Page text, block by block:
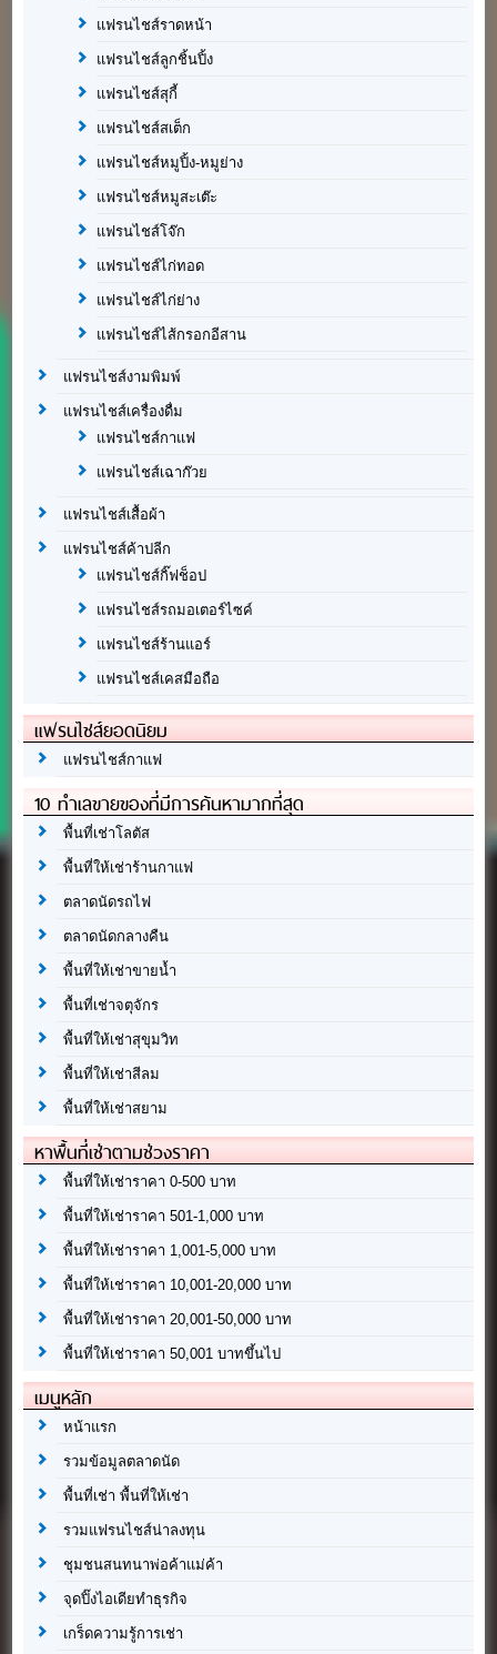
แฟรนไชส์ราดหน้า
แฟรนไชส์ลูกชิ้นปิ้ง
แฟรนไชส์สุกี้
แฟรนไชส์สเต็ก
แฟรนไชส์หมูปิ้ง-หมูย่าง
แฟรนไชส์หมูสะเต๊ะ
แฟรนไชส์โจ๊ก
แฟรนไชส์ไก่ทอด
แฟรนไชส์ไก่ย่าง
แฟรนไชส์ไส้กรอกอีสาน
แฟรนไชส์งามพิมพ์
แฟรนไชส์เครื่องดื่ม
แฟรนไชส์กาแฟ
แฟรนไชส์เฉาก๊วย
แฟรนไชส์เสื้อผ้า
แฟรนไชส์ค้าปลีก
แฟรนไชส์กิ๊ฟช็อป
แฟรนไชส์รถมอเตอร์ไซค์
แฟรนไชส์ร้านแอร์
แฟรนไชส์เคสมือถือ
แฟรนไชส์ยอดนิยม
แฟรนไชส์กาแฟ
10 ทำเลขายของที่มีการค้นหามากที่สุด
พื้นที่เช่าโลตัส
พื้นที่ให้เช่าร้านกาแฟ
ตลาดนัดรถไฟ
ตลาดนัดกลางคืน
พื้นที่ให้เช่าขายน้ำ
พื้นที่เช่าจตุจักร
พื้นที่ให้เช่าสุขุมวิท
พื้นที่ให้เช่าสีลม
พื้นที่ให้เช่าสยาม
หาพื้นที่เช่าตามช่วงราคา
พื้นที่ให้เช่าราคา 0-500 บาท
พื้นที่ให้เช่าราคา 501-1,000 บาท
พื้นที่ให้เช่าราคา 1,001-5,000 บาท
พื้นที่ให้เช่าราคา 10,001-20,000 บาท
พื้นที่ให้เช่าราคา 20,001-50,000 บาท
พื้นที่ให้เช่าราคา 50,001 บาทขึ้นไป
เมนูหลัก
หน้าแรก
รวมข้อมูลตลาดนัด
พื้นที่เช่า พื้นที่ให้เช่า
รวมแฟรนไชส์น่าลงทุน
ชุมชนสนทนาพ่อค้าแม่ค้า
จุดปิ๊งไอเดียทำธุรกิจ
เกร็ดความรู้การเช่า